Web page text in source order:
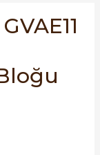
HMI Yazılımları
Paketleri